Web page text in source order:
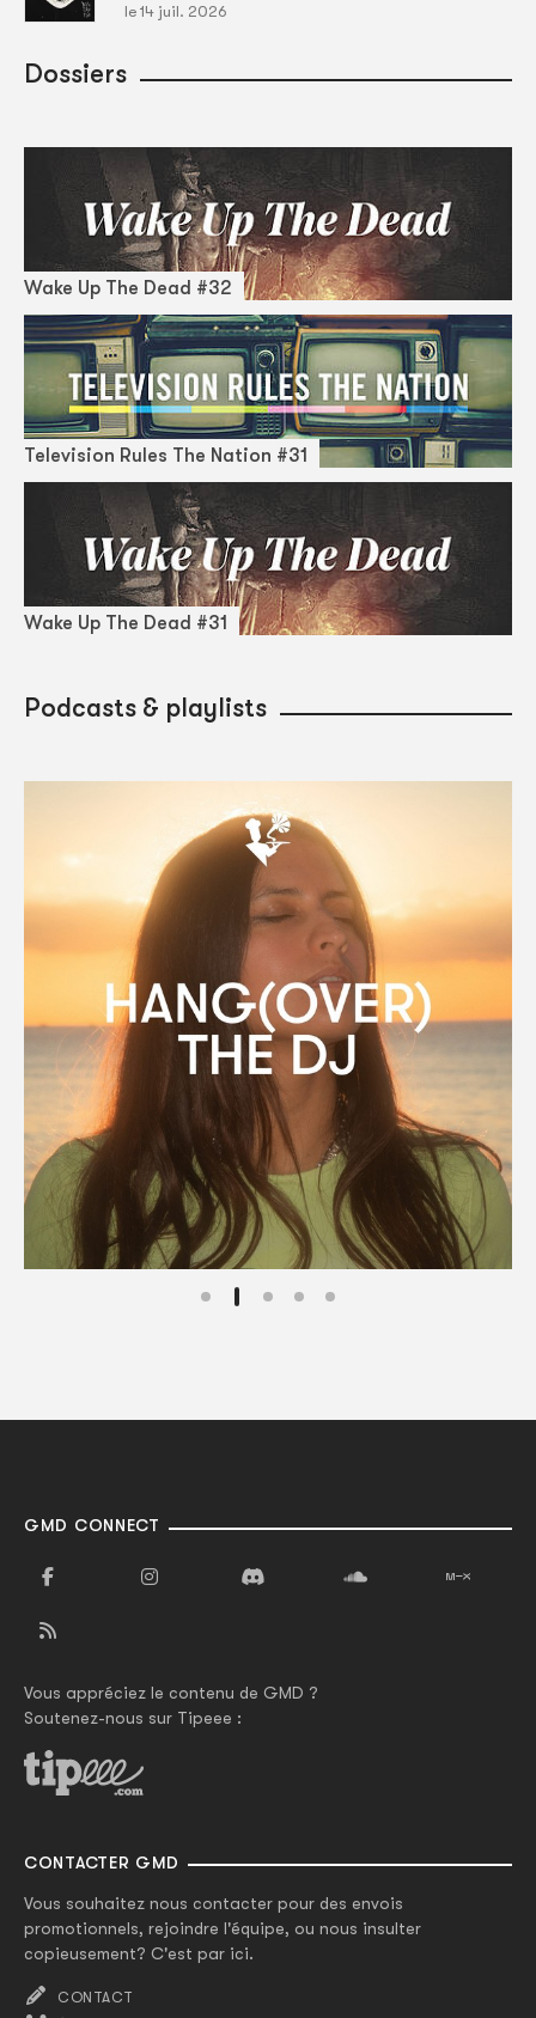
le 14 juil. 2026
Dossiers
Wake Up The Dead #32
Television Rules The Nation #31
Wake Up The Dead #31
Podcasts & playlists
GMD CONNECT
Vous appréciez le contenu de GMD ?
Soutenez-nous sur Tipeee :
CONTACTER GMD
Vous souhaitez nous contacter pour des envois
promotionnels, rejoindre l'équipe, ou nous insulter
copieusement? C'est par ici.
CONTACT